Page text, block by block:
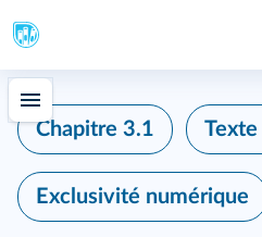
Chapitre 3.1 Texte
Exclusivité numérique